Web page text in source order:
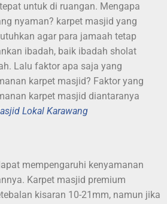
untuk di ruangan. Mengapa
nyaman? karpet masjid yang
agar para jamaah tetap
ibadah, baik ibadah sholat
Lalu faktor apa saja yang
karpet masjid? Faktor yang
karpet masjid diantaranya
Lokal Karawang
mempengaruhi kenyamanan
Karpet masjid premium
kisaran 10-21mm, namun jika